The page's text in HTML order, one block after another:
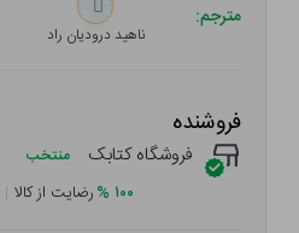
مترجم:
ناهید درودیان راد
فروشنده
فروشگاه کتابک منتخب
۱۰۰ %رضایت از کالا |